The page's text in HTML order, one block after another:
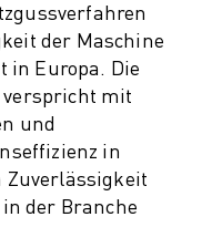
der Maschine
in Europa. Die
verspricht mit
und
in
Zuverlässigkeit
der Branche